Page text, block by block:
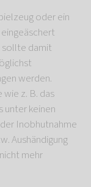
oder ein
sollte damit
werden.
z. B. das
unter keinen
Inobhutnahme
Aushändigung
mehr